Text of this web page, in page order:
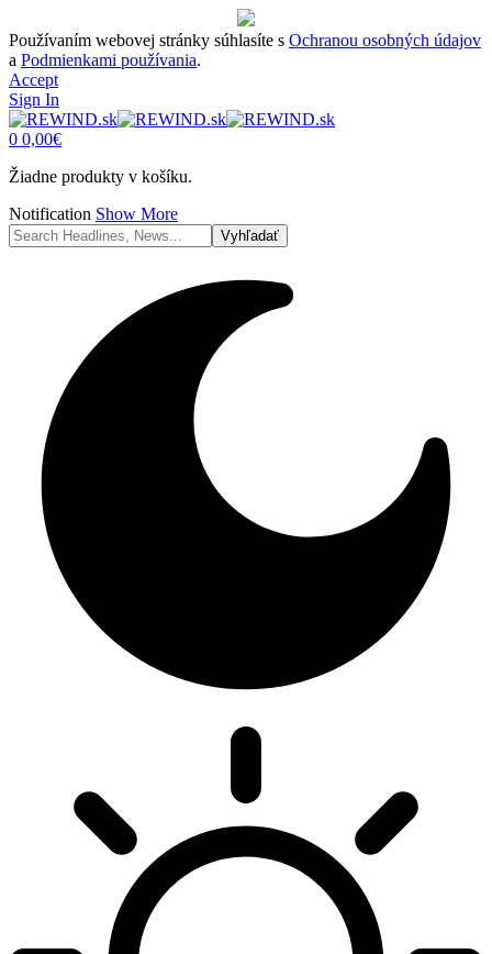
Používaním webovej stránky súhlasíte s Ochranou osobných údajov
a Podmienkami používania.
Accept
Sign In
0 0,00€
Žiadne produkty v košíku.
Notification Show More